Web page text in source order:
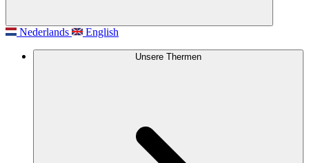
Nederlands English
Unsere Thermen